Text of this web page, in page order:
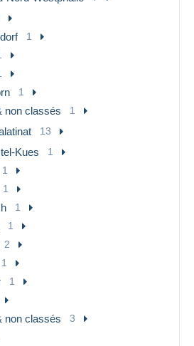
1
1
non classés 1
13
Kues 1
1
1
1
1
2
1
1
non classés 3